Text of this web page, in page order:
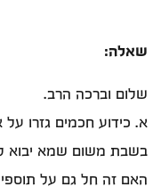
שאלה:
שלום וברכה הרב.
א. כידוע חכמים גזרו
בשבת משום שמא יבוא
האם זה חל גם על תוספי